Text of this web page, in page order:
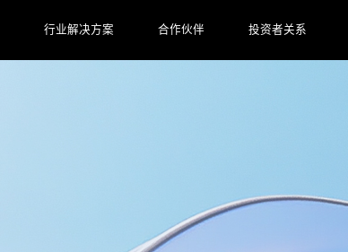
行业解决方案 合作伙伴 投资者关系